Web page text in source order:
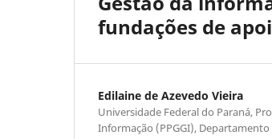
fundações de
Edilaine de Azevedo Vieira
Universidade Federal do Paraná,
Informação (PPGGI), Departamento